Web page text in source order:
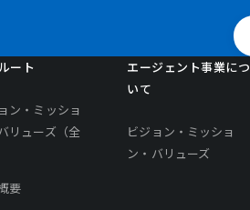
ート
ン・ミッショ
リューズ（全
要
エージェント事業につ
いて
ビジョン・ミッショ
ン・バリューズ